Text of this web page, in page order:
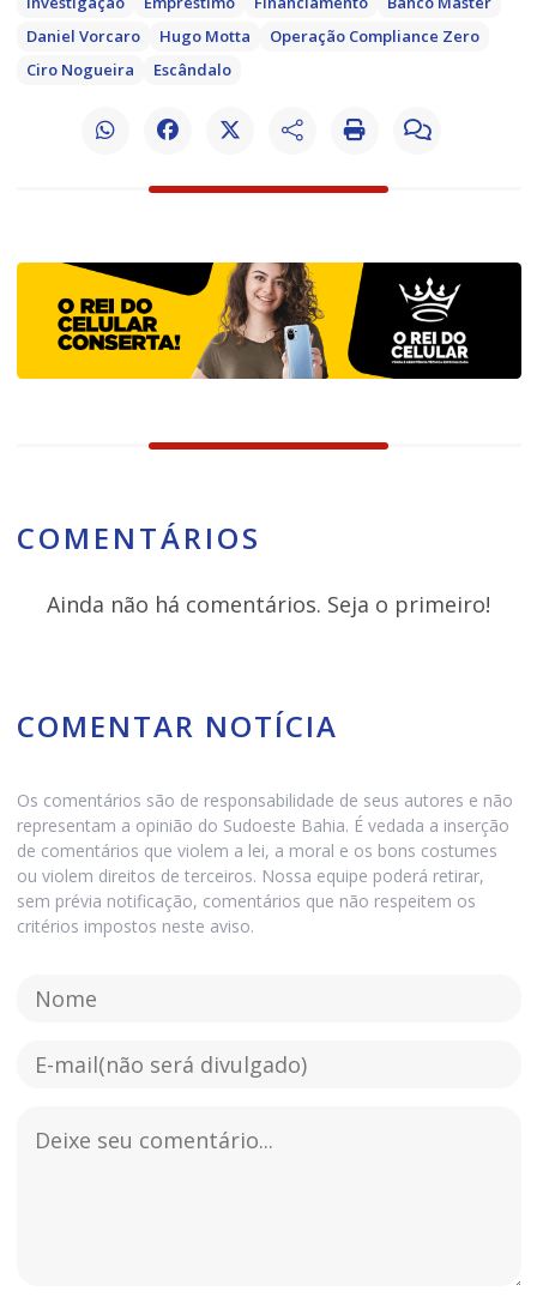
Daniel Vorcaro
Hugo Motta
Operação Compliance Zero
Ciro Nogueira
Escândalo
COMENTÁRIOS
Ainda não há comentários. Seja o primeiro!
COMENTAR NOTÍCIA
Os comentários são de responsabilidade de seus autores e não
representam a opinião do Sudoeste Bahia. É vedada a inserção
de comentários que violem a lei, a moral e os bons costumes
ou violem direitos de terceiros. Nossa equipe poderá retirar,
sem prévia notificação, comentários que não respeitem os
critérios impostos neste aviso.